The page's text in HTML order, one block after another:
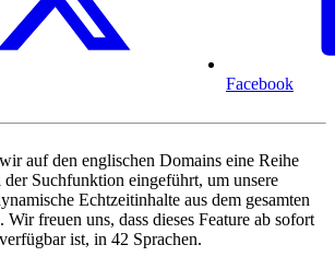
Facebook
auf den englischen Domains eine Reihe
Suchfunktion eingeführt, um unsere
Echtzeitinhalte aus dem gesamten
Wir freuen uns, dass dieses Feature ab sofort
ist, in 42 Sprachen.